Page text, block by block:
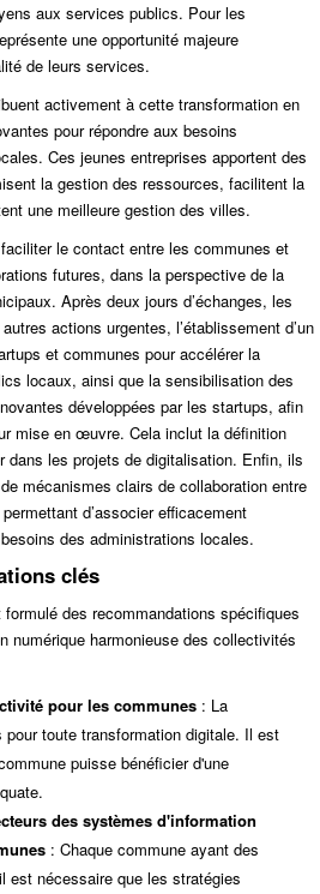
aux services publics. Pour les
une opportunité majeure
de leurs services.
activement à cette transformation en
pour répondre aux besoins
Ces jeunes entreprises apportent des
la gestion des ressources, facilitent la
une meilleure gestion des villes.
faciliter le contact entre les communes et
futures, dans la perspective de la
Après deux jours d’échanges, les
actions urgentes, l’établissement d’un
et communes pour accélérer la
locaux, ainsi que la sensibilisation des
développées par les startups, afin
mise en œuvre. Cela inclut la définition
dans les projets de digitalisation. Enfin, ils
mécanismes clairs de collaboration entre
d’associer efficacement
des administrations locales.
clés
des recommandations spécifiques
numérique harmonieuse des collectivités
pour les communes : La
toute transformation digitale. Il est
puisse bénéficier d'une
des systèmes d'information
: Chaque commune ayant des
est nécessaire que les stratégies